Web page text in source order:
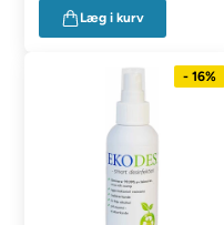
Læg i kurv
- 16%